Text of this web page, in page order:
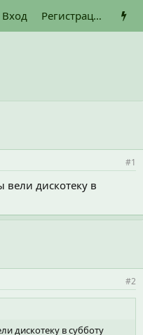
Вход Регистрация
#1
дискотеку в
#2
дискотеку в субботу